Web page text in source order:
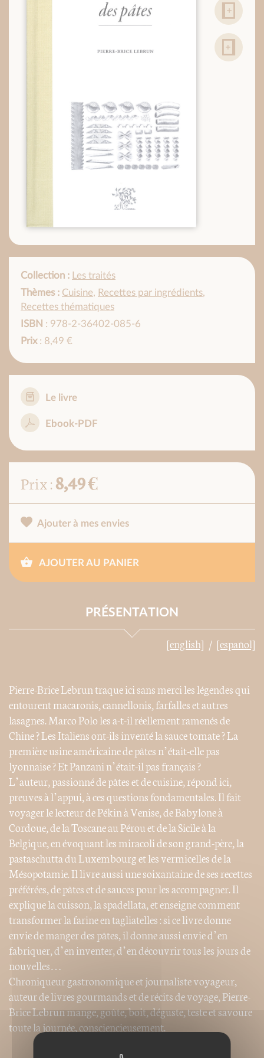
Collection : Les traités
Thèmes : Cuisine, Recettes par ingrédients,
Recettes thématiques
ISBN : 978-2-36402-085-6
Prix: 8,49 €
Le livre
Ebook-PDF
Prix :8,49 €
Ajouter à mes envies
AJOUTER AU PANIER
PRÉSENTATION
[english] [español]
Pierre-Brice Lebrun traque ici sans merci les légendes qui
entourent macaronis, cannellonis, farfalles et autres
lasagnes. Marco Polo les a-t-il réellement ramenés de
Chine ? Les Italiens ont-ils inventé la sauce tomate ? La
première usine américaine de pâtes n’était-elle pas
lyonnaise ? Et Panzani n’était-il pas français ?
L’auteur, passionné de pâtes et de cuisine, répond ici,
preuves à l’appui, à ces questions fondamentales. Il fait
voyager le lecteur de Pékin à Venise, de Babylone à
Cordoue, de la Toscane au Pérou et de la Sicile à la
Belgique, en évoquant les miracoli de son grand-père, la
pastaschutta du Luxembourg et les vermicelles de la
Mésopotamie. Il livre aussi une soixantaine de ses recettes
préférées, de pâtes et de sauces pour les accompagner. Il
explique la cuisson, la spadellata, et enseigne comment
transformer la farine en tagliatelles : si ce livre donne
envie de manger des pâtes, il donne aussi envie d’en
fabriquer, d’en inventer, d’en découvrir tous les jours de
nouvelles…
Chroniqueur gastronomique et journaliste voyageur,
auteur de livres gourmands et de récits de voyage, Pierre-
Brice Lebrun mange, goûte, boit, déguste, teste et savoure
toute la journée, consciencieusement.